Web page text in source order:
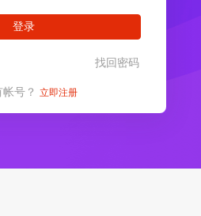
登录
找回密码
号？ 立即注册